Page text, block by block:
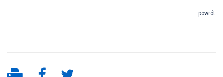
powrót